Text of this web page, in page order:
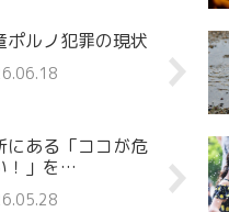
ポルノ犯罪の現状
にある「ココが危
！」を…